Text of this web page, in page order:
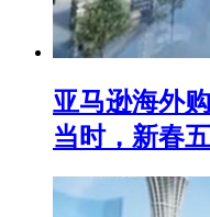
亚马逊海外
当时，新春